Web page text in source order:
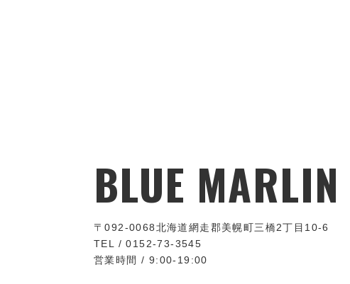
BLUE MARLIN
〒092-0068北海道網走郡美幌町三橋2丁目10-6
TEL / 0152-73-3545
営業時間 / 9:00-19:00